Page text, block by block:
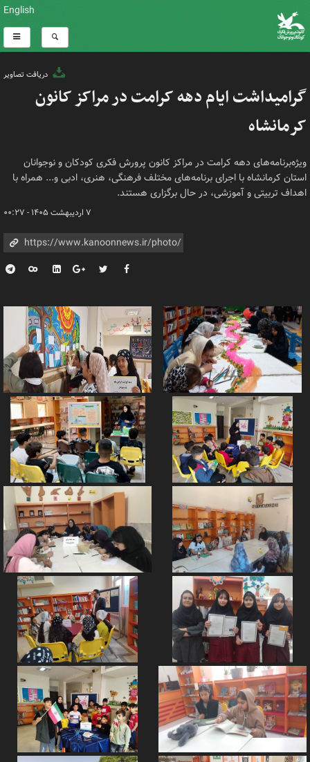
English
دریافت تصاویر
گرامیداشت ایام دهه کرامت در مراکز کانون
کرمانشاه
ویژه‌برنامه‌های دهه کرامت در مراکز کانون پرورش فکری کودکان و نوجوانان
استان کرمانشاه با اجرای برنامه‌های مختلف فرهنگی، هنری، ادبی و... همراه با
اهداف تربیتی و آموزشی، در حال برگزاری هستند.
۷ اردیبهشت ۱۴۰۵ - ۰۰:۲۷